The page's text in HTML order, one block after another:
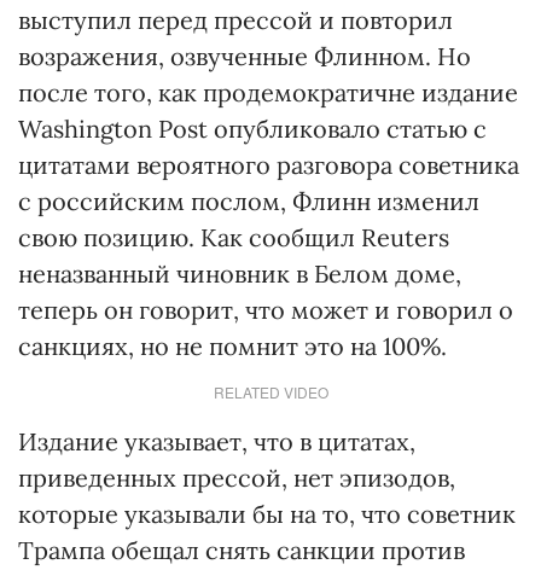
выступил перед прессой и повторил
возражения, озвученные Флинном. Но
после того, как продемократичне издание
Washington Post опубликовало статью с
цитатами вероятного разговора советника
с российским послом, Флинн изменил
свою позицию. Как сообщил Reuters
неназванный чиновник в Белом доме,
теперь он говорит, что может и говорил о
санкциях, но не помнит это на 100%.
RELATED VIDEO
Издание указывает, что в цитатах,
приведенных прессой, нет эпизодов,
которые указывали бы на то, что советник
Трампа обещал снять санкции против